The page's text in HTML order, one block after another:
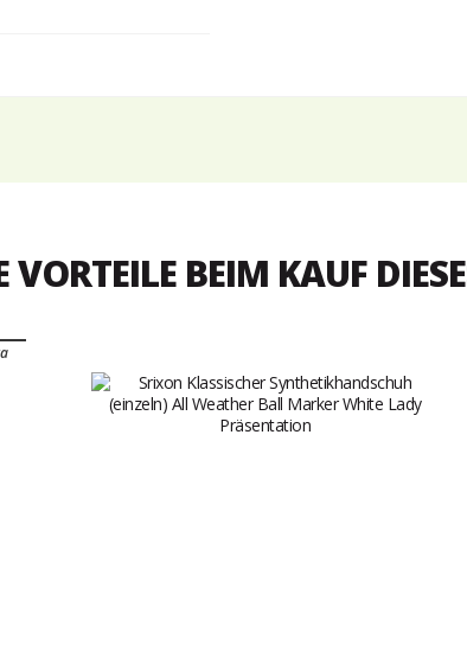
VORTEILE BEIM KAUF